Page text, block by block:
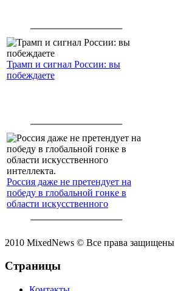
Трамп и сигнал России: вы
побеждаете
Россия даже не претендует на
победу в глобальной гонке в
области искусственного
2010 MixedNews © Все права защищены
Страницы